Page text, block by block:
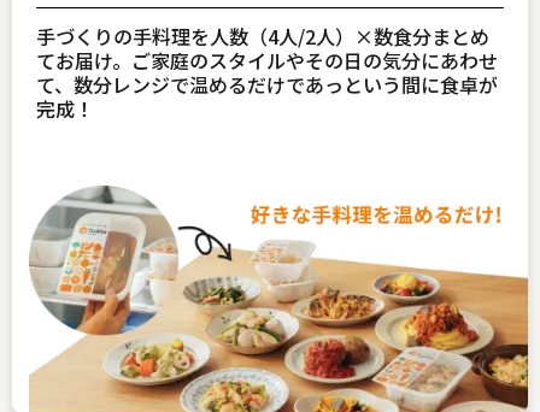
手づくりの手料理を人数（4人/2人）×数食分まとめ
てお届け。ご家庭のスタイルやその日の気分にあわせ
て、数分レンジで温めるだけであっという間に食卓が
完成！